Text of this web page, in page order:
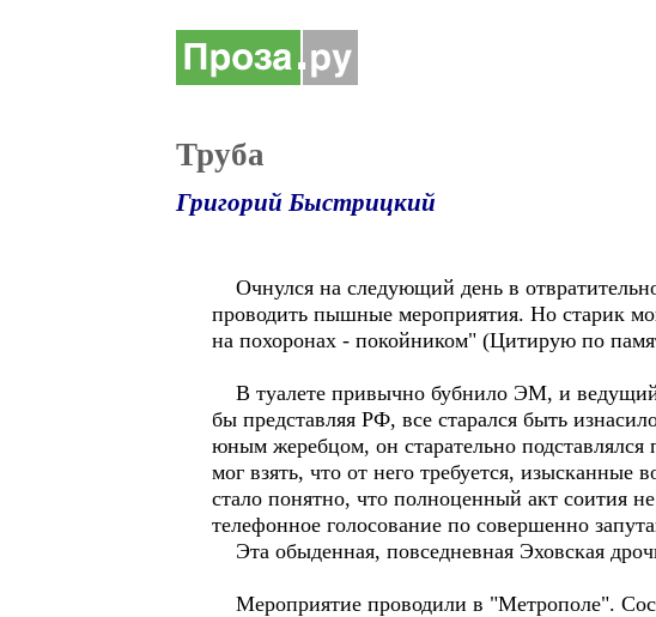
Труба
Григорий Быстрицкий
Очнулся на следующий день в
проводить пышные мероприятия. Но старик
на похоронах - покойником" (Цитирую по
В туалете привычно бубнило ЭМ, и ведущий
бы представляя РФ, все старался быть
юным жеребцом, он старательно
мог взять, что от него требуется,
стало понятно, что полноценный акт соития
телефонное голосование по совершенно
Эта обыденная, повседневная Эховская
Мероприятие проводили в "Метрополе".